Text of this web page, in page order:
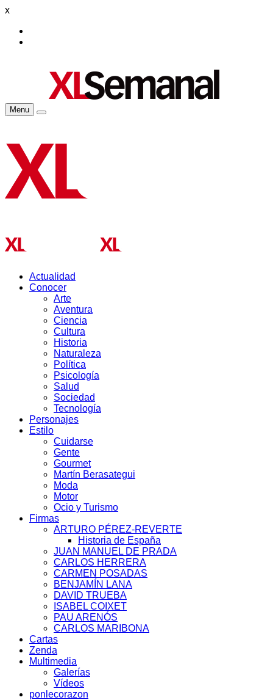
x
Menu
Actualidad
Conocer
Arte
Aventura
Ciencia
Cultura
Historia
Naturaleza
Política
Psicología
Salud
Sociedad
Tecnología
Personajes
Estilo
Cuidarse
Gente
Gourmet
Martín Berasategui
Moda
Motor
Ocio y Turismo
Firmas
ARTURO PÉREZ-REVERTE
Historia de España
JUAN MANUEL DE PRADA
CARLOS HERRERA
CARMEN POSADAS
BENJAMÍN LANA
DAVID TRUEBA
ISABEL COIXET
PAU ARENÓS
CARLOS MARIBONA
Cartas
Zenda
Multimedia
Galerías
Vídeos
ponlecorazon